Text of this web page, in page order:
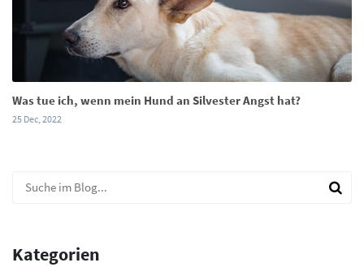
Was tue ich, wenn mein Hund an Silvester Angst hat?
25 Dec, 2022
Kategorien